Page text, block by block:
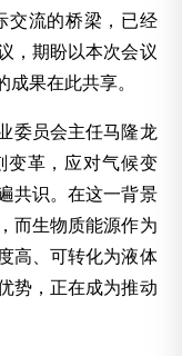
交流的桥梁，已经
，期盼以本次会议
果在此共享。
委员会主任马隆龙
变革，应对气候变
共识。在这一背景
而生物质能源作为
高、可转化为液体
势，正在成为推动